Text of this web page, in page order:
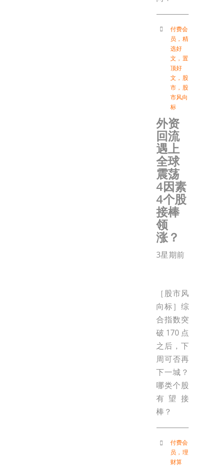
付费会
员 ， 精
选好
文 ， 置
顶好
文 ， 股
市 ， 股
市风向
标
外资
回流
遇上
全球
震荡
4因素
4个股
接棒
领
涨？
3星期前
［股市风
向标］综
合指数突
破170点
之后，下
周可否再
下一城？
哪类个股
有望接
棒？
付费会
员 ， 理
财算